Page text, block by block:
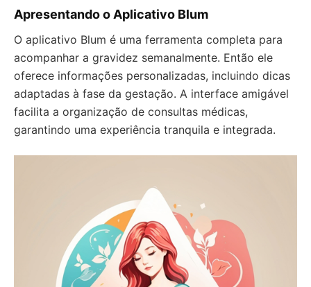
Apresentando o Aplicativo Blum
O aplicativo Blum é uma ferramenta completa para
acompanhar a gravidez semanalmente. Então ele
oferece informações personalizadas, incluindo dicas
adaptadas à fase da gestação. A interface amigável
facilita a organização de consultas médicas,
garantindo uma experiência tranquila e integrada.